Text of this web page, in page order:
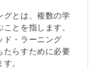
グとは、複数の学
とを指します。
ド・ラーニング
たらすために必要
。